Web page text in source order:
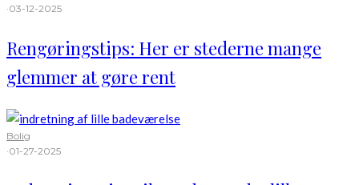
·03-12-2025
Rengøringstips: Her er stederne mange
glemmer at gøre rent
Bolig
·01-27-2025